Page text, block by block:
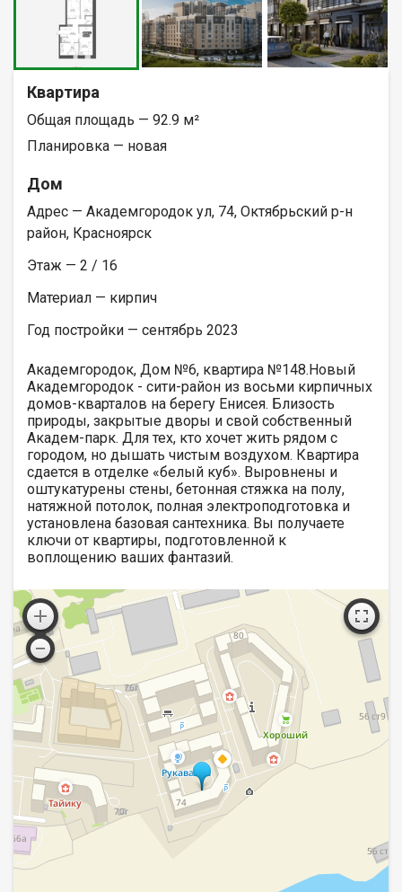
Квартира
Общая площадь — 92.9 м²
Планировка — новая
Дом
Адрес — Академгородок ул, 74, Октябрьский р-н
район, Красноярск
Этаж — 2 / 16
Материал — кирпич
Год постройки — сентябрь 2023
Академгородок, Дом №6, квартира №148.Новый
Академгородок - сити-район из восьми кирпичных
домов-кварталов на берегу Енисея. Близость
природы, закрытые дворы и свой собственный
Академ-парк. Для тех, кто хочет жить рядом с
городом, но дышать чистым воздухом. Квартира
сдается в отделке «белый куб». Выровнены и
оштукатурены стены, бетонная стяжка на полу,
натяжной потолок, полная электроподготовка и
установлена базовая сантехника. Вы получаете
ключи от квартиры, подготовленной к
воплощению ваших фантазий.